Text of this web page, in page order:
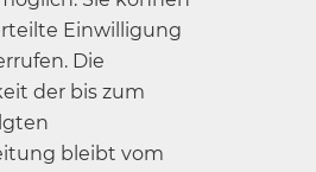
Einwilligung
Die
der bis zum
bleibt vom